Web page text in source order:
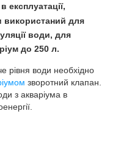
експлуатації,
використаний для
води, для
до 250 л.
рівня води необхідно
зворотний клапан.
з акваріума в